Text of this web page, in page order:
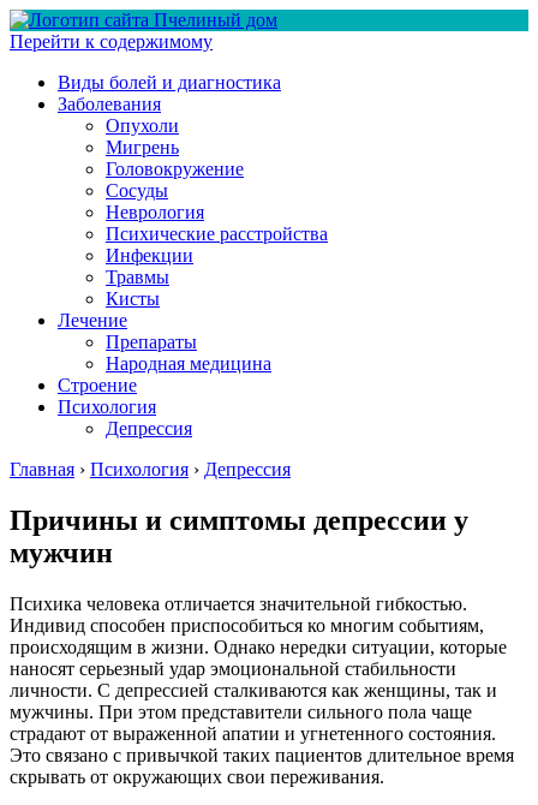
Перейти к содержимому
Виды болей и диагностика
Заболевания
Опухоли
Мигрень
Головокружение
Сосуды
Неврология
Психические расстройства
Инфекции
Травмы
Кисты
Лечение
Препараты
Народная медицина
Строение
Психология
Депрессия
Главная › Психология › Депрессия
Причины и симптомы депрессии у
мужчин
Психика человека отличается значительной гибкостью.
Индивид способен приспособиться ко многим событиям,
происходящим в жизни. Однако нередки ситуации, которые
наносят серьезный удар эмоциональной стабильности
личности. С депрессией сталкиваются как женщины, так и
мужчины. При этом представители сильного пола чаще
страдают от выраженной апатии и угнетенного состояния.
Это связано с привычкой таких пациентов длительное время
скрывать от окружающих свои переживания.